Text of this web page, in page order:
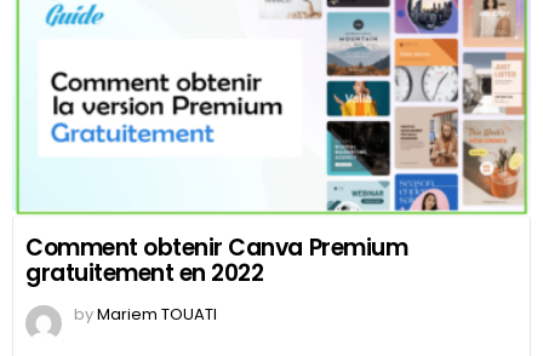
Comment obtenir Canva Premium
gratuitement en 2022
byMariem TOUATI